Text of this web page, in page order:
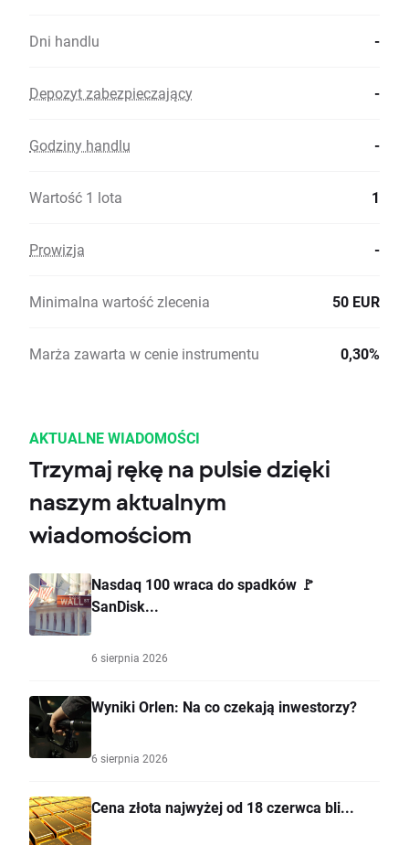
Dni handlu -
Depozyt zabezpieczający -
Godziny handlu -
Wartość 1 lota 1
Prowizja -
Minimalna wartość zlecenia 50 EUR
Marża zawarta w cenie instrumentu 0,30%
AKTUALNE WIADOMOŚCI
Trzymaj rękę na pulsie dzięki
naszym aktualnym
wiadomościom
Nasdaq 100 wraca do spadków 🚩
SanDisk...
6 sierpnia 2026
Wyniki Orlen: Na co czekają inwestorzy?
6 sierpnia 2026
Cena złota najwyżej od 18 czerwca bli...